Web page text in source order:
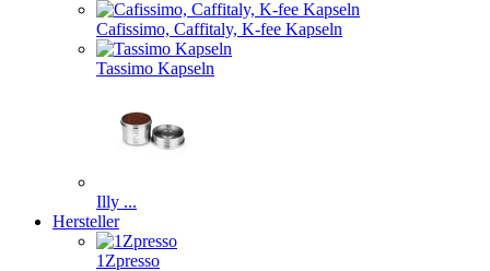
Cafissimo, Caffitaly, K-fee Kapseln
Tassimo Kapseln
Illy ...
Hersteller
1Zpresso